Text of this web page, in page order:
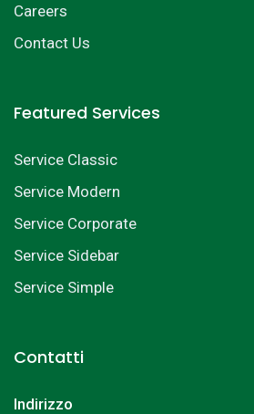
Careers
Contact Us
Featured Services
Service Classic
Service Modern
Service Corporate
Service Sidebar
Service Simple
Contatti
Indirizzo